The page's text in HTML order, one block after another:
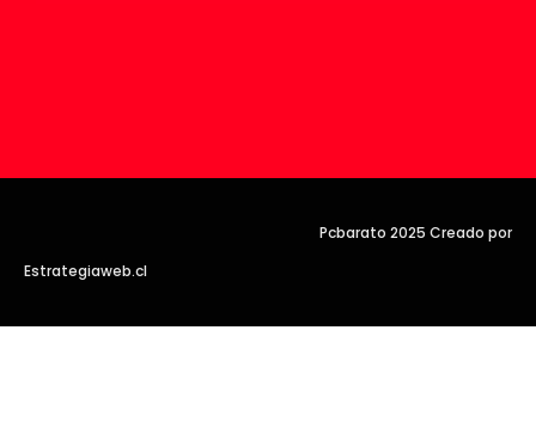
Pcbarato 2025 Creado por
Estrategiaweb.cl